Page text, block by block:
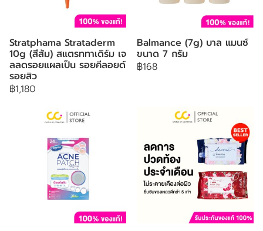
Stratphama Strataderm
10g (สีส้ม) สแตรททาเดิร์ม เจ
ลลดรอยแผลเป็น รอยคีลอยด์
รอยสิว
฿1,180
Balmance (7g) บาล แมนซ์
ขนาด 7 กรัม
฿168